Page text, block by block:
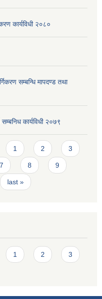
कार्यविधी २०८०
सम्बन्धि मापदण्ड तथा
कार्यविधी २०७९
1 2 3
7 8 9
last »
1 2
3